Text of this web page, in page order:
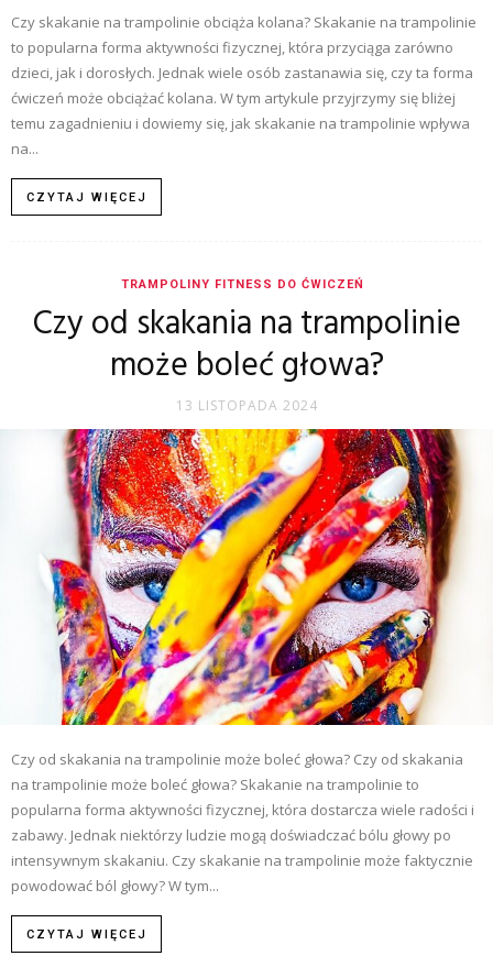
Czy skakanie na trampolinie obciąża kolana? Skakanie na trampolinie
to popularna forma aktywności fizycznej, która przyciąga zarówno
dzieci, jak i dorosłych. Jednak wiele osób zastanawia się, czy ta forma
ćwiczeń może obciążać kolana. W tym artykule przyjrzymy się bliżej
temu zagadnieniu i dowiemy się, jak skakanie na trampolinie wpływa
na...
CZYTAJ WIĘCEJ
TRAMPOLINY FITNESS DO ĆWICZEŃ
Czy od skakania na trampolinie
może boleć głowa?
13 LISTOPADA 2024
Czy od skakania na trampolinie może boleć głowa? Czy od skakania
na trampolinie może boleć głowa? Skakanie na trampolinie to
popularna forma aktywności fizycznej, która dostarcza wiele radości i
zabawy. Jednak niektórzy ludzie mogą doświadczać bólu głowy po
intensywnym skakaniu. Czy skakanie na trampolinie może faktycznie
powodować ból głowy? W tym...
CZYTAJ WIĘCEJ